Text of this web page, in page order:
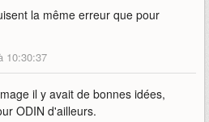
la même erreur que pour
10:30:37
il y avait de bonnes idées,
ODIN d'ailleurs.